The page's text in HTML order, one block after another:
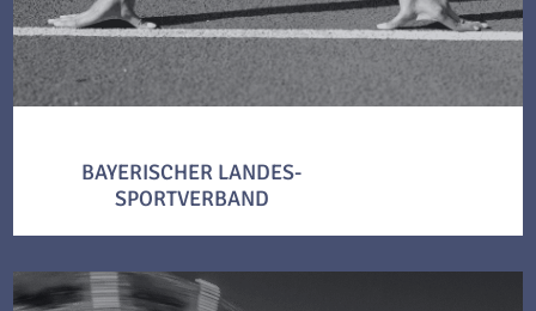
BAYERISCHER LANDES-
SPORTVERBAND